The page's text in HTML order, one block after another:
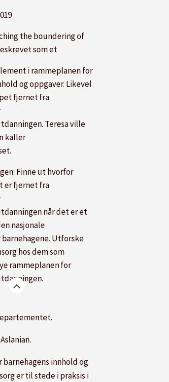
the boundering of
som et
i rammeplanen for
og oppgaver. Likevel
fjernet fra
Teresa ville
kaller
Finne ut hvorfor
er fjernet fra
når det er et
nasjonale
Utforske
hos dem som
rammeplanen for
innhold og
er til stede i praksis i